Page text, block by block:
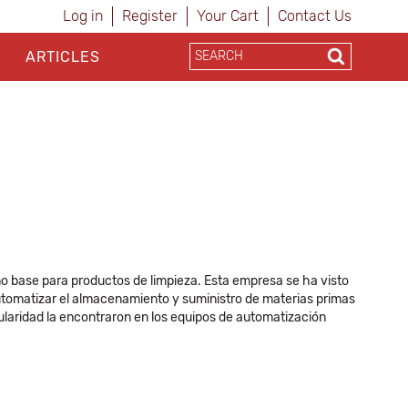
Log in Register Your Cart Contact Us
ARTICLES
base para productos de limpieza. Esta empresa se ha visto
el almacenamiento y suministro de materias primas
la encontraron en los equipos de automatización